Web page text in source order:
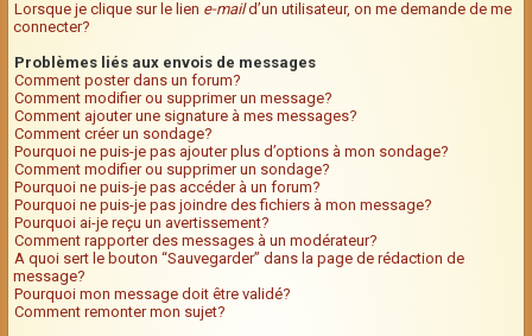
Lorsque je clique sur le lien e-maild’un utilisateur, on me demande de me
connecter?
Problèmes liés aux envois de messages
Comment poster dans un forum?
Comment modifier ou supprimer un message?
Comment ajouter une signature à mes messages?
Comment créer un sondage?
Pourquoi ne puis-je pas ajouter plus d’options à mon sondage?
Comment modifier ou supprimer un sondage?
Pourquoi ne puis-je pas accéder à un forum?
Pourquoi ne puis-je pas joindre des fichiers à mon message?
Pourquoi ai-je reçu un avertissement?
Comment rapporter des messages à un modérateur?
A quoi sert le bouton “Sauvegarder” dans la page de rédaction de
message?
Pourquoi mon message doit être validé?
Comment remonter mon sujet?